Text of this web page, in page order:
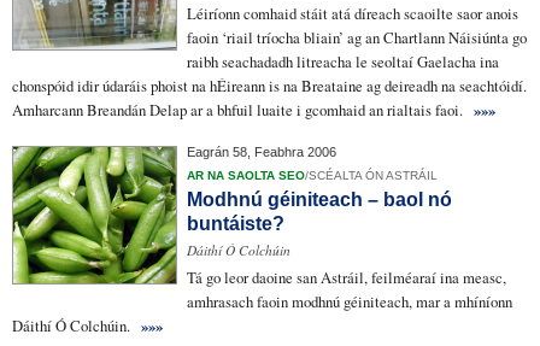
Léiríonncomhaid stáitatádíreach scaoilte saoranois
faoin ‘riail tríocha bliain’ ag anChartlannNáisiúnta go
raibhseachadadhlitreacha le seoltaíGaelachaina
chonspóididirúdaráis phoistna hÉireann is na Breataine ag deireadhna seachtóidí.
AmharcannBreandán Delapar a bhfuil luaite i gcomhaid anrialtaisfaoi. »»»
Eagrán 58, Feabhra 2006
AR NA SAOLTA SEO/SCÉALTA ÓN ASTRÁIL
Modhnú géiniteach – baol nó
buntáiste?
Dáithí Ó Colchúin
Tá go leor daoine san Astráil,feilméaraí ina measc,
amhrasach faoin modhnú géiniteach, mar a mhíníonn
Dáithí Ó Colchúin. »»»